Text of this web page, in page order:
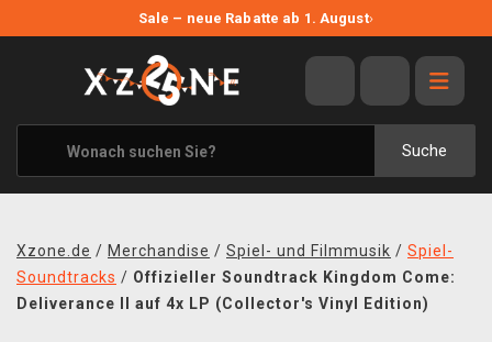
Sale – neue Rabatte ab 1. August›
Suche
ANGEBOTE
ALLE MARKEN
XZONE ORIGINALS
KLEIDUNG & ACCESSOIRES
BÜCHER & COMICS
Xzone.de / Merchandise / Spiel- und Filmmusik / Spiel-
Soundtracks / Offizieller Soundtrack Kingdom Come:
Deliverance II auf 4x LP (Collector's Vinyl Edition)